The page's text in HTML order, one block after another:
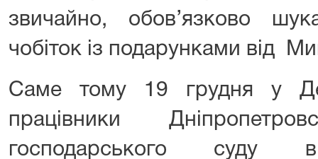
звичайно, обов’язково
чобіток із подарунками від
Саме тому 19 грудня у
працівники
господарського суду